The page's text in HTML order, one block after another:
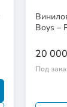
Boys –
20
Под